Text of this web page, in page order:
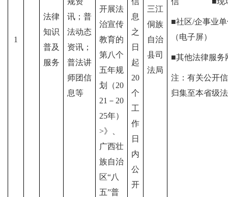
1
法律
知识
普及
服务
讯；普
法动态
资讯；
普法讲
师团信
息等
开展法
治宣传
教育的
第八个
五年规
划（20
21－20
25年）
>》、
广西壮
族自治
区“八
五”普
息
之
日
起
20
个
工
作
日
内
公
开
三江
侗族
自治
县司
法局
■社区/企事业
（电子屏）
■其他法律服务
注：有关公开
归集至本省级